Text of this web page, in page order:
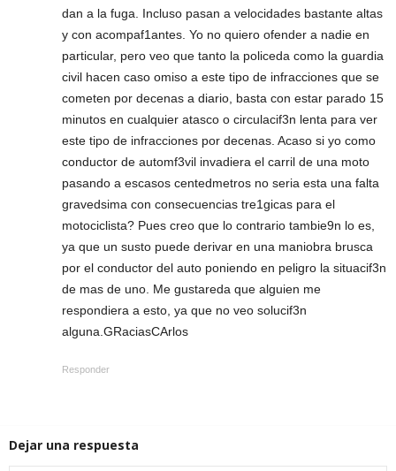
dan a la fuga. Incluso pasan a velocidades bastante altas
y con acompaf1antes. Yo no quiero ofender a nadie en
particular, pero veo que tanto la policeda como la guardia
civil hacen caso omiso a este tipo de infracciones que se
cometen por decenas a diario, basta con estar parado 15
minutos en cualquier atasco o circulacif3n lenta para ver
este tipo de infracciones por decenas. Acaso si yo como
conductor de automf3vil invadiera el carril de una moto
pasando a escasos centedmetros no seria esta una falta
gravedsima con consecuencias tre1gicas para el
motociclista? Pues creo que lo contrario tambie9n lo es,
ya que un susto puede derivar en una maniobra brusca
por el conductor del auto poniendo en peligro la situacif3n
de mas de uno. Me gustareda que alguien me
respondiera a esto, ya que no veo solucif3n
alguna.GRaciasCArlos
Responder
Dejar una respuesta